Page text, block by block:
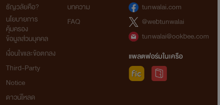
ธัญวลัยคือ?
นโยบายการ
คุ้มครอง
ข้อมูลส่วนบุคคล
เงื่อนไขและข้อตกลง
Third-Party
Notice
ดาวน์โหลด
บทความ
FAQ
tunwalai.com
@webtunwalai
tunwalai@ookbee.com
แพลตฟอร์มในเครือ